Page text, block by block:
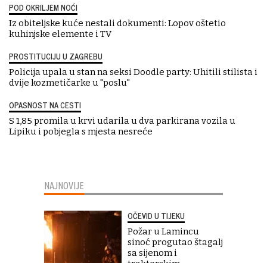
POD OKRILJEM NOĆI
Iz obiteljske kuće nestali dokumenti: Lopov oštetio
kuhinjske elemente i TV
PROSTITUCIJU U ZAGREBU
Policija upala u stan na seksi Doodle party: Uhitili stilista i
dvije kozmetičarke u "poslu"
OPASNOST NA CESTI
S 1,85 promila u krvi udarila u dva parkirana vozila u
Lipiku i pobjegla s mjesta nesreće
NAJNOVIJE
OČEVID U TIJEKU
Požar u Lamincu
sinoć progutao štagalj
sa sijenom i